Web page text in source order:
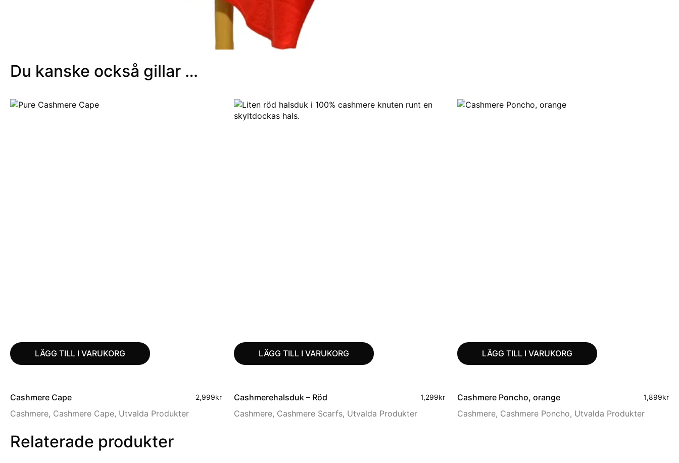
Du kanske också gillar …
LÄGG TILL I VARUKORG
Cashmere Cape 2,999kr
Cashmere, Cashmere Cape, Utvalda Produkter
LÄGG TILL I VARUKORG
Cashmerehalsduk – Röd 1,299kr
Cashmere, Cashmere Scarfs, Utvalda Produkter
LÄGG TILL I VARUKORG
Cashmere Poncho, orange 1,899kr
Cashmere, Cashmere Poncho, Utvalda Produkter
Relaterade produkter